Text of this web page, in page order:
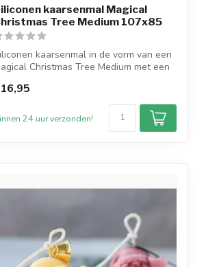
kaarsenmal Magical
Tree Medium 107x85
kaarsenmal in de vorm van een
Christmas Tree Medium met een
24 uur verzonden!